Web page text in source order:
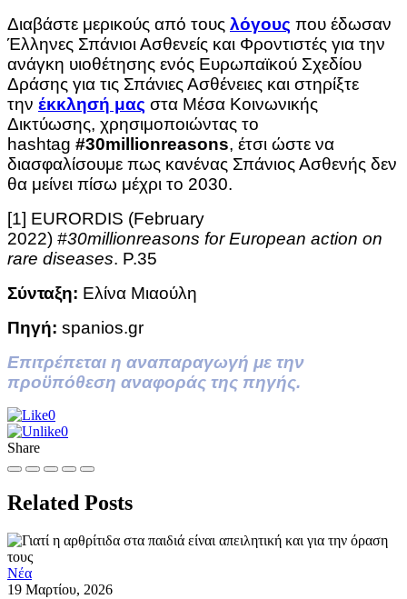
Διαβάστε μερικούς από τους λόγους που έδωσαν
Έλληνες Σπάνιοι Ασθενείς και Φροντιστές για την
ανάγκη υιοθέτησης ενός Ευρωπαϊκού Σχεδίου
Δράσης για τις Σπάνιες Ασθένειες και στηρίξτε
την έκκλησή μας στα Μέσα Κοινωνικής
Δικτύωσης, χρησιμοποιώντας το
hashtag #30millionreasons, έτσι ώστε να
διασφαλίσουμε πως κανένας Σπάνιος Ασθενής δεν
θα μείνει πίσω μέχρι το 2030.
[1] EURORDIS (February
2022) #30millionreasons for European action on
rare diseases. P.35
Σύνταξη: Ελίνα Μιαούλη
Πηγή: spanios.gr
Επιτρέπεται η αναπαραγωγή με την
προϋπόθεση αναφοράς της πηγής.
0
0
Share
Related Posts
Νέα
19 Μαρτίου, 2026